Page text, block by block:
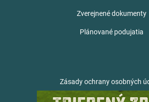
Zverejnené dokumenty
Plánované podujatia
Zásady ochrany osobných